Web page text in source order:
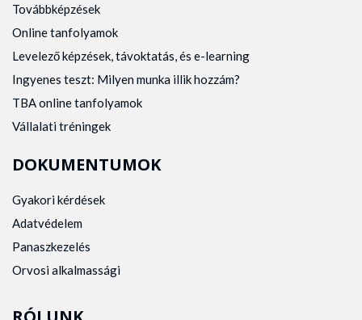
Továbbképzések
Online tanfolyamok
Levelező képzések, távoktatás, és e-learning
Ingyenes teszt: Milyen munka illik hozzám?
TBA online tanfolyamok
Vállalati tréningek
DOKUMENTUMOK
Gyakori kérdések
Adatvédelem
Panaszkezelés
Orvosi alkalmassági